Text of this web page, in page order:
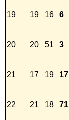
19 19 16 6
20 20 51 3
21 17 19 17
22 21 18 71